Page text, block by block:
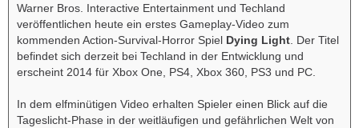
Warner Bros. Interactive Entertainment und Techland
veröffentlichen heute ein erstes Gameplay-Video zum
kommenden Action-Survival-Horror Spiel Dying Light . Der Titel
befindet sich derzeit bei Techland in der Entwicklung und
erscheint 2014 für Xbox One, PS4, Xbox 360, PS3 und PC.
In dem elfminütigen Video erhalten Spieler einen Blick auf die
Tageslicht-Phase in der weitläufigen und gefährlichen Welt von